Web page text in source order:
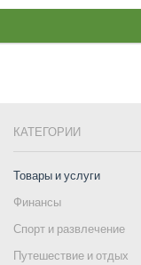
КАТЕГОРИИ
Товары и услуги
Финансы
Спорт и развлечение
Путешествие и отдых